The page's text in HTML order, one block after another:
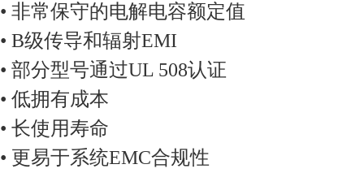
• 非常保守的电解电容额定值
• B级传导和辐射EMI
• 部分型号通过UL 508认证
• 低拥有成本
• 长使用寿命
• 更易于系统EMC合规性